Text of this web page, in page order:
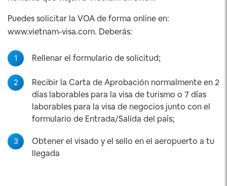
Puedes solicitar la VOA de forma online en:
www.vietnam-visa.com. Deberás:
1 Rellenar el formulario de solicitud;
2
Recibir la Carta de Aprobación normalmente en 2
días laborables para la visa de turismo o 7 días
laborables para la visa de negocios junto con el
formulario de Entrada/Salida del país;
3
Obtener el visado y el sello en el aeropuerto a tu
llegada